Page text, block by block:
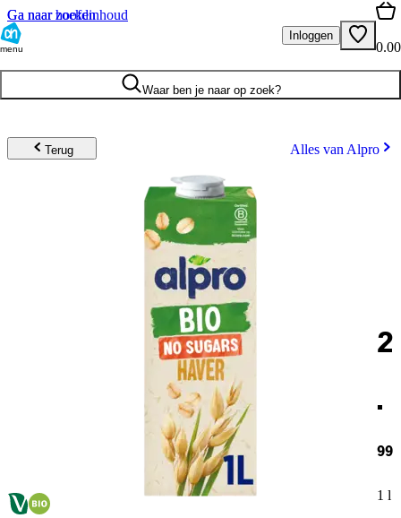
Ga naar hoofdinhoud
Ga naar zoeken
menu
Inloggen
0.00
Waar ben je naar op zoek?
Terug Alles van Alpro
2
.
99
1 l